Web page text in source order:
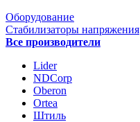
Оборудование
Стабилизаторы напряжения
Все производители
Lider
NDCorp
Oberon
Ortea
Штиль